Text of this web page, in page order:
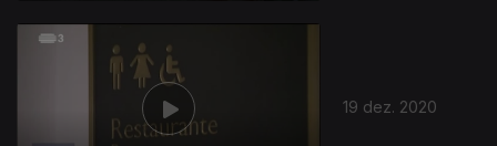
19 dez. 2020